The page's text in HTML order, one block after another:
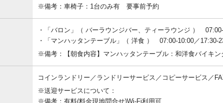
※備考：車椅子：1台のみ有 要事前予約
「バロン」（ バーラウンジバー、ティーラウンジ ）
「マンハッタンテーブル」（ 洋食 ） 07:00-10:00／17:30-
※備考：【朝食内容】マンハッタンテーブル：和洋食バイキ
コインランドリー／ランドリーサービス／コピーサービス／
※送迎サービスについて：
※備考：有料(料金現地問合せ)Wi-Fi利用可